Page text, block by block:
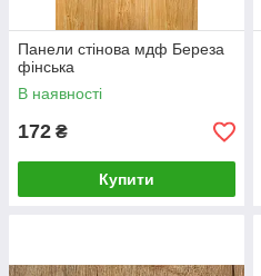
Панели стінова мдф Береза
фінська
В наявності
172 ₴
Купити